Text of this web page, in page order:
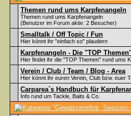
Themen rund ums Karpfenangeln
Themen rund ums Karpfenangeln
(Benutzer im Forum aktiv: 2 Besucher)
Smalltalk / Off Topic / Fun
Hier könnt ihr "einfach so" plaudern
Karpfenangeln - Die "TOP
Hier findet ihr die "TOP Themen" rund ums
Verein / Club / Team / Blog - Area
Hier könnt ihr euren Verein, Club bzw. euer
Carparea`s Handbuch für
Info rund um Tackle, Baits & Co.